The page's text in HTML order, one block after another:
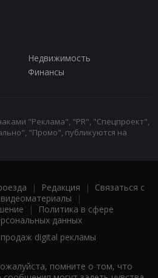
Недвижимость
Финансы
"Реклама", "PR", "Спецпроект",
"Промо", публикуются на
| Редакция | Связаться с
|
|
Политика в сфере
данных
digital рекламы
помните о том, что